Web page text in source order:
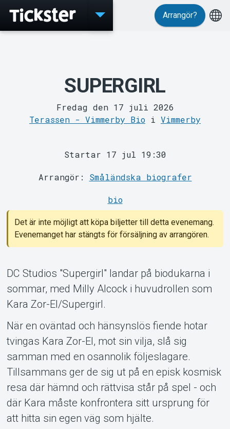
MyTickster
Support
Om Tickster
Arrangör?
SUPERGIRL
Fredag den 17 juli 2026
Terassen - Vimmerby Bio i Vimmerby
Startar 17 jul 19:30
Arrangör: Småländska biografer
bio
Det är inte möjligt att köpa biljetter till detta evenemang.
Evenemanget har stängts för försäljning av arrangören.
DC Studios "Supergirl" landar på biodukarna i
sommar, med Milly Alcock i huvudrollen som
Kara Zor-El/Supergirl.
När en oväntad och hänsynslös fiende hotar
tvingas Kara Zor-El, mot sin vilja, slå sig
samman med en osannolik följeslagare.
Tillsammans ger de sig ut på en episk kosmisk
resa där hämnd och rättvisa står på spel - och
där Kara måste konfrontera sitt ursprung för
att hitta sin egen väg som hjälte.